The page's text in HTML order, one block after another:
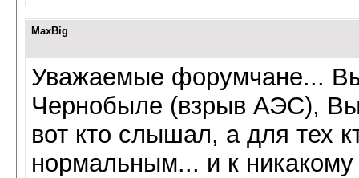
MaxBig
Уважаемые форумчане...
Чернобыле (взрыв АЭС),
вот кто слышал, а для тех
нормальным... и к никакому